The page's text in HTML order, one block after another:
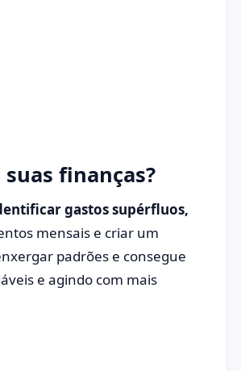
finanças?
gastos supérfluos,
mensais e criar um
padrões e consegue
e agindo com mais